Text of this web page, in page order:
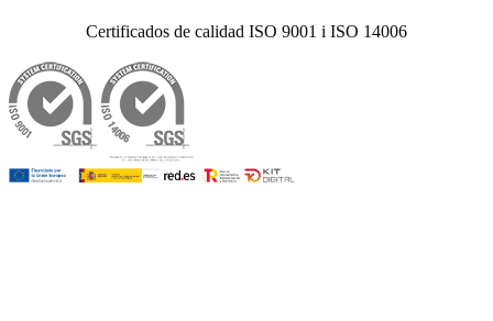
Certificados de calidad ISO 9001 i ISO 14006